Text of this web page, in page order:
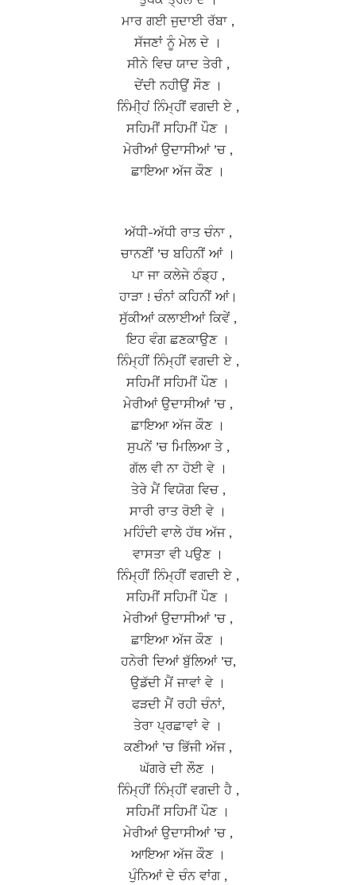
ਮਾਰ ਗਈ ਜੁਦਾਈ ਰੱਬਾ ,
ਸੱਜਣਾਂ ਨੂੰ ਮੇਲ ਦੇ ।
ਸੀਨੇ ਵਿਚ ਯਾਦ ਤੇਰੀ ,
ਦੇਂਦੀ ਨਹੀਉਂ ਸੌਣ ।
ਨਿੰਮੀ੍ਹਂ ਨਿੰਮ੍ਹੀਂ ਵਗਦੀ ਏ ,
ਸਹਿਮੀਂ ਸਹਿਮੀਂ ਪੌਣ ।
ਮੇਰੀਆਂ ਉਦਾਸੀਆਂ ’ਚ ,
ਛਾਇਆ ਅੱਜ ਕੌਣ ।
ਅੱਧੀ-ਅੱਧੀ ਰਾਤ ਚੰਨਾ ,
ਚਾਨਣੀਂ ’ਚ ਬਹਿਨੀਂ ਆਂ ।
ਪਾ ਜਾ ਕਲੇਜੇ ਠੰਡ੍ਹ ,
ਹਾੜਾ ! ਚੰਨਾਂ ਕਹਿਨੀਂ ਆਂ।
ਸੁੱਕੀਆਂ ਕਲਾਈਆਂ ਕਿਵੇਂ ,
ਇਹ ਵੰਗ ਛਣਕਾਉਣ ।
ਨਿੰਮ੍ਹੀਂ ਨਿੰਮ੍ਹੀਂ ਵਗਦੀ ਏ ,
ਸਹਿਮੀਂ ਸਹਿਮੀਂ ਪੌਣ ।
ਮੇਰੀਆਂ ਉਦਾਸੀਆਂ ’ਚ ,
ਛਾਇਆ ਅੱਜ ਕੌਣ ।
ਸੁਪਨੇਂ ’ਚ ਮਿਲਿਆ ਤੇ ,
ਗੱਲ ਵੀ ਨਾ ਹੋਈ ਵੇ ।
ਤੇਰੇ ਮੈਂ ਵਿਯੋਗ ਵਿਚ ,
ਸਾਰੀ ਰਾਤ ਰੋਈ ਵੇ ।
ਮਹਿੰਦੀ ਵਾਲੇ ਹੱਥ ਅੱਜ ,
ਵਾਸਤਾ ਵੀ ਪਉਣ ।
ਨਿੰਮ੍ਹੀਂ ਨਿੰਮ੍ਹੀਂ ਵਗਦੀ ਏ ,
ਸਹਿਮੀਂ ਸਹਿਮੀਂ ਪੌਣ ।
ਮੇਰੀਆਂ ਉਦਾਸੀਆਂ ’ਚ ,
ਛਾਇਆ ਅੱਜ ਕੌਣ ।
ਹਨੇਰੀ ਦਿਆਂ ਬੁੱਲਿਆਂ ’ਚ,
ਉਡੱਦੀ ਮੈਂ ਜਾਵਾਂ ਵੇ ।
ਫੜਦੀ ਮੈਂ ਰਹੀ ਚੰਨਾਂ,
ਤੇਰਾ ਪ੍ਰਛਾਵਾਂ ਵੇ ।
ਕਣੀਆਂ ’ਚ ਭਿੱਜੀ ਅੱਜ ,
ਘੱਗਰੇ ਦੀ ਲੌਣ ।
ਨਿੰਮ੍ਹੀਂ ਨਿੰਮ੍ਹੀਂ ਵਗਦੀ ਹੈ ,
ਸਹਿਮੀਂ ਸਹਿਮੀਂ ਪੌਣ ।
ਮੇਰੀਆਂ ਉਦਾਸੀਆਂ ’ਚ ,
ਆਇਆ ਅੱਜ ਕੌਣ ।
ਪੁੰਨਿਆਂ ਦੇ ਚੰਨ ਵਾਂਗ ,